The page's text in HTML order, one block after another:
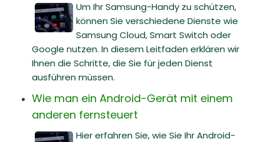
Um Ihr Samsung-Handy zu schützen,
können Sie verschiedene Dienste wie
Samsung Cloud, Smart Switch oder
Google nutzen. In diesem Leitfaden erklären wir
Ihnen die Schritte, die Sie für jeden Dienst
ausführen müssen.
Wie man ein Android-Gerät mit einem
anderen fernsteuert
Hier erfahren Sie, wie Sie Ihr Android-